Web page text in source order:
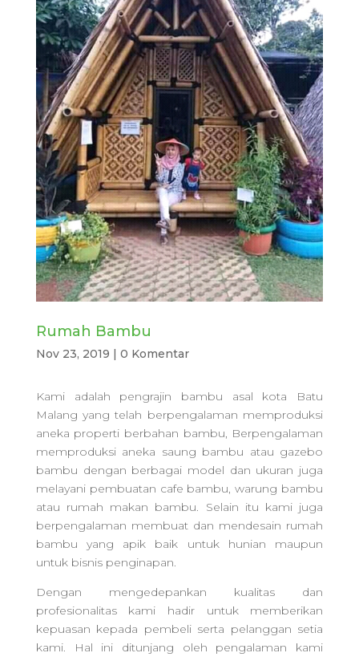
Rumah Bambu
Nov 23, 2019 | 0 Komentar
Kami adalah pengrajin bambu asal kota Batu
Malang yang telah berpengalaman memproduksi
aneka properti berbahan bambu, Berpengalaman
memproduksi aneka saung bambu atau gazebo
bambu dengan berbagai model dan ukuran juga
melayani pembuatan cafe bambu, warung bambu
atau rumah makan bambu. Selain itu kami juga
berpengalaman membuat dan mendesain rumah
bambu yang apik baik untuk hunian maupun
untuk bisnis penginapan.
Dengan mengedepankan kualitas dan
profesionalitas kami hadir untuk memberikan
kepuasan kepada pembeli serta pelanggan setia
kami. Hal ini ditunjang oleh pengalaman kami